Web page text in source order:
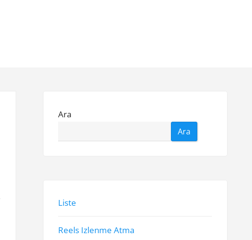
Ara
Ara
Liste
Reels Izlenme Atma